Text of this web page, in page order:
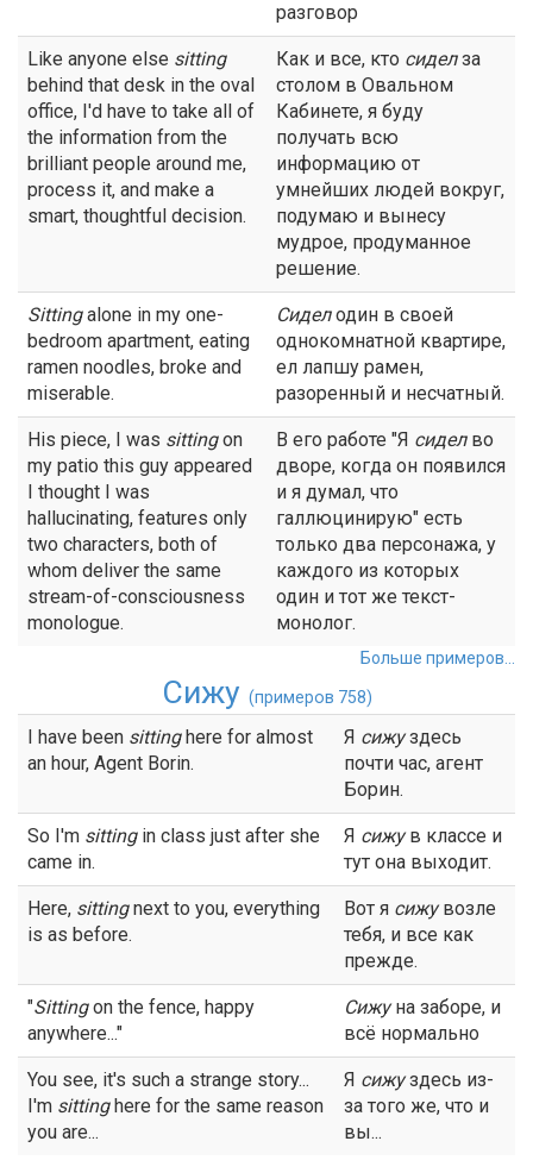
разговор
Like anyone else sitting
behind that desk in the oval
office, I'd have to take all of
the information from the
brilliant people around me,
process it, and make a
smart, thoughtful decision.
Как и все, кто сиделза
столом в Овальном
Кабинете, я буду
получать всю
информацию от
умнейших людей вокруг,
подумаю и вынесу
мудрое, продуманное
решение.
Sittingalone in my one-
bedroom apartment, eating
ramen noodles, broke and
miserable.
Сиделодин в своей
однокомнатной квартире,
ел лапшу рамен,
разоренный и несчатный.
His piece, I was sittingon
my patio this guy appeared
I thought I was
hallucinating, features only
two characters, both of
whom deliver the same
stream-of-consciousness
monologue.
В его работе "Я сиделво
дворе, когда он появился
и я думал, что
галлюцинирую" есть
только два персонажа, у
каждого из которых
один и тот же текст-
монолог.
Больше примеров...
Сижу (примеров 758)
I have been sittinghere for almost
an hour, Agent Borin.
Я сижуздесь
почти час, агент
Борин.
So I'm sittingin class just after she
came in.
Я сижув классе и
тут она выходит.
Here, sittingnext to you, everything
is as before.
Вот я сижувозле
тебя, и все как
прежде.
"Sittingon the fence, happy
anywhere..."
Сижуна заборе, и
всё нормально
You see, it's such a strange story...
I'm sittinghere for the same reason
you are...
Я сижуздесь из-
за того же, что и
вы...